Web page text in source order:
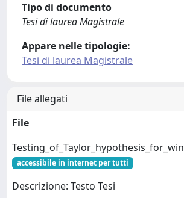
Tipo di documento
Tesi di laurea Magistrale
Appare nelle tipologie:
Tesi di laurea Magistrale
File allegati
File
accessibile in internet per tutti
Descrizione: Testo Tesi